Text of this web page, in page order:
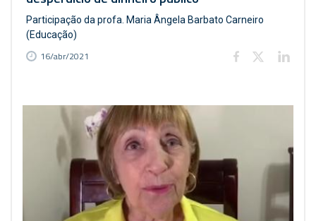
Participação da profa. Maria Ângela Barbato Carneiro
(Educação)
16/abr/2021